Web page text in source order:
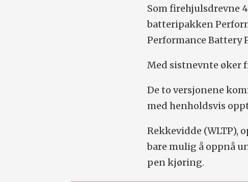
Som firehjulsdrevne
batteripakken
Performance Battery
Med sistnevnte øker
De to versjonene
med henholdsvis
Rekkevidde (WLTP),
bare mulig å oppnå
pen kjøring.